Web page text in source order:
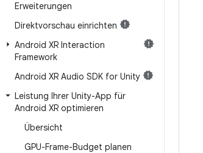
Erweiterungen
Direktvorschau einrichten
Android XR Interaction
Framework
Android XR Audio SDK for Unity
Leistung Ihrer Unity-App für
Android XR optimieren
Übersicht
GPU-Frame-Budget planen